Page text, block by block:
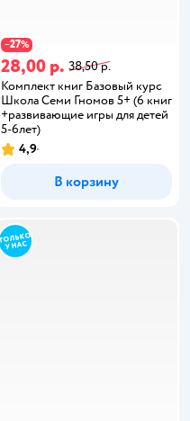
−27%
28,00 р. 38,50 р.
Комплект книг Базовый курс
Школа Семи Гномов 5+ (6 книг
+развивающие игры для детей
5-6лет)
4,9
В корзину